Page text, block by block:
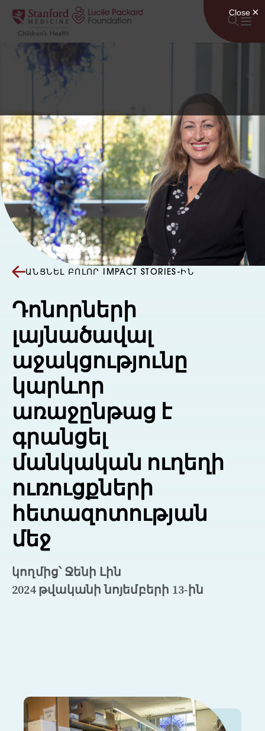
Անցնել բովանդակությանը
ԱՆՑՆԵԼ ԲՈԼՈՐ IMPACT STORIES-ԻՆ
Դոնորների
լայնածավալ
աջակցությունը
կարևոր
առաջընթաց է
գրանցել
մանկական ուղեղի
ուռուցքների
հետազոտության
մեջ
կողմից՝ Ջենի Լին
2024 թվականի նոյեմբերի 13-ին